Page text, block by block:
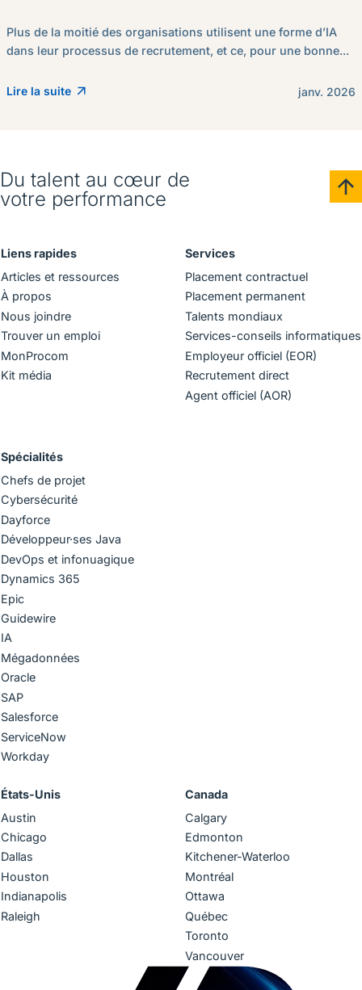
Plus de la moitié des organisations utilisent une forme d’IA
dans leur processus de recrutement, et ce, pour une bonne...
Lire la suite janv. 2026
Du talent au cœur de
votre performance
Liens rapides
Articles et ressources
À propos
Nous joindre
Trouver un emploi
MonProcom
Kit média
Services
Placement contractuel
Placement permanent
Talents mondiaux
Services-conseils informatiques
Employeur officiel (EOR)
Recrutement direct
Agent officiel (AOR)
Spécialités
Chefs de projet
Cybersécurité
Dayforce
Développeur·ses Java
DevOps et infonuagique
Dynamics 365
Epic
Guidewire
IA
Mégadonnées
Oracle
SAP
Salesforce
ServiceNow
Workday
États-Unis
Austin
Chicago
Dallas
Houston
Indianapolis
Raleigh
Canada
Calgary
Edmonton
Kitchener-Waterloo
Montréal
Ottawa
Québec
Toronto
Vancouver